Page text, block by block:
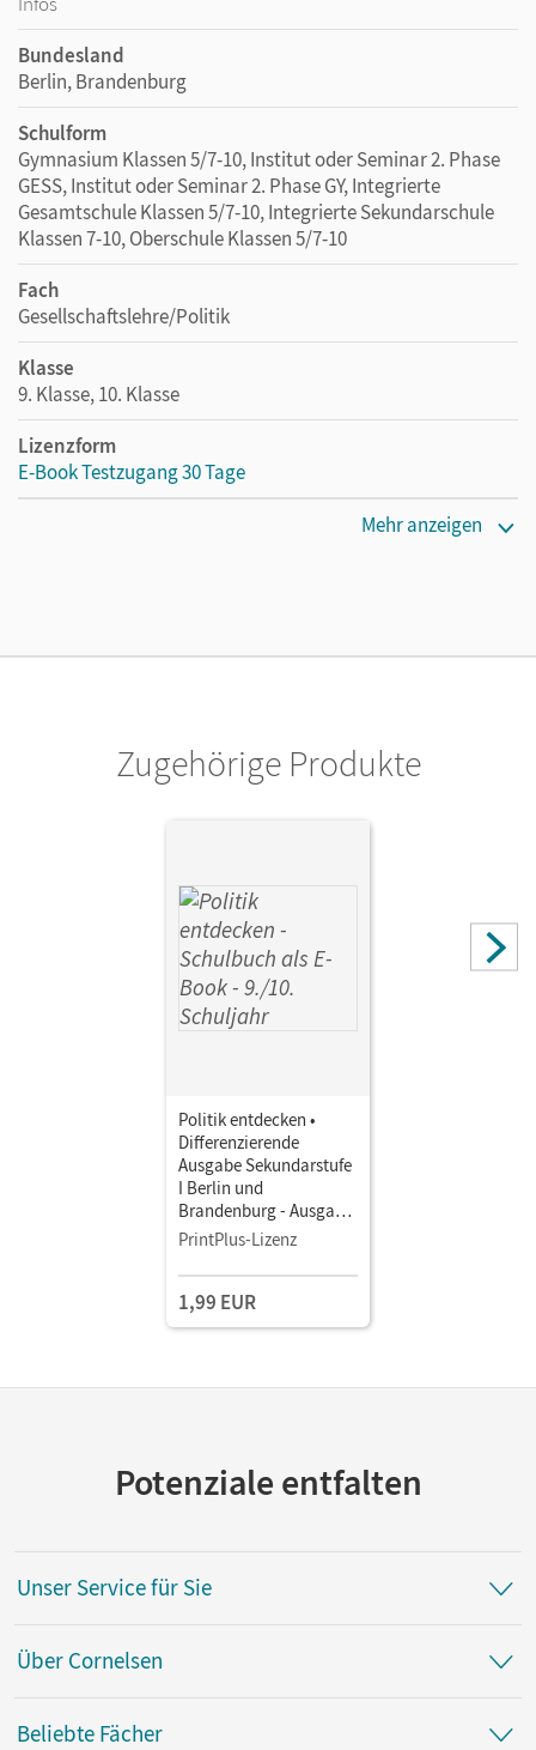
Bundesland
Berlin, Brandenburg
Schulform
Gymnasium Klassen 5/7-10, Institut oder Seminar 2. Phase
GESS, Institut oder Seminar 2. Phase GY, Integrierte
Gesamtschule Klassen 5/7-10, Integrierte Sekundarschule
Klassen 7-10, Oberschule Klassen 5/7-10
Fach
Gesellschaftslehre/Politik
Klasse
9. Klasse, 10. Klasse
Lizenzform
E-Book Testzugang 30 Tage
Pflügner, Klaus; Oelmann, Bärbel; Schley, Cornelius;
Gillhaußen, Mechthild; Margedant, Udo Peter; Rüchardt,
Tanja; Apelojg, Benjamin
Mehr anzeigen
Zugehörige Produkte
Politik entdecken •
Differenzierende
Ausgabe Sekundarstufe
I Berlin und
Brandenburg - Ausgabe
ab 2017 · 9./10.
als E-Book
PrintPlus-Lizenz
1,99 EUR
Potenziale entfalten
Unser Service für Sie
Über Cornelsen
Beliebte Fächer